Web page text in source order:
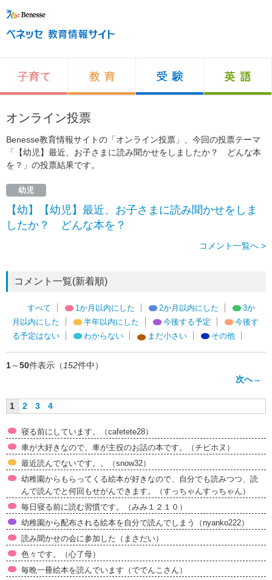
オンライン投票
Benesse教育情報サイトの「オンライン投票」、今回の投票テーマ
「【幼児】最近、お子さまに読み聞かせをしましたか？ どんな本
を？」の投票結果です。
幼児
【幼】【幼児】最近、お子さまに読み聞かせをしま
したか？ どんな本を？
コメント一覧へ >
コメント一覧(新着順)
すべて 1か月以内にした 2か月以内にした
3か
月以内にした
半年以内にした 今後する予定
今後す
る予定はない
わからない まだ小さい その他
1～50件表示（ 152件中）
次へ→
1 2 3 4
寝る前にしています。（cafetete28）
車が大好きなので、車が主役のお話の本です。（チビホヌ）
最近読んでないです。。（snow32）
幼稚園からもらってくる絵本が好きなので、自分でも読みつつ、読
んで読んでと何回もせがんできます。（すっちゃんすっちゃん）
毎日寝る前に読む習慣です。（みみ１２１０）
幼稚園から配布される絵本を自分で読んでしまう（nyanko222）
読み聞かせの会に参加した（まさだい）
色々です。（心了母）
毎晩一冊絵本を読んでいます（ででんこさん）